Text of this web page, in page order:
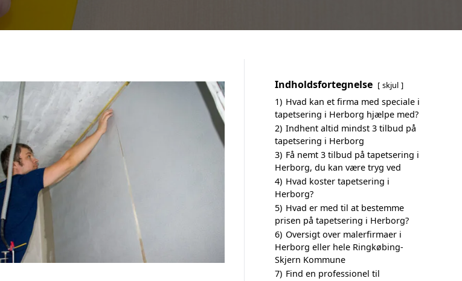
Indholdsfortegnelse skjul
1) Hvad kan et firma med speciale i
tapetsering i Herborg hjælpe med?
2) Indhent altid mindst 3 tilbud på
tapetsering i Herborg
3) Få nemt 3 tilbud på tapetsering i
Herborg, du kan være tryg ved
4) Hvad koster tapetsering i
Herborg?
5) Hvad er med til at bestemme
prisen på tapetsering i Herborg?
6) Oversigt over malerfirmaer i
Herborg eller hele Ringkøbing-
Skjern Kommune
7) Find en professionel til